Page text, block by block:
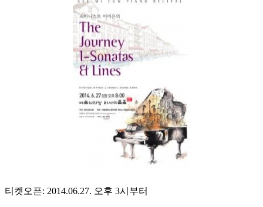
티켓오픈: 2014.06.27. 오후 3시부터